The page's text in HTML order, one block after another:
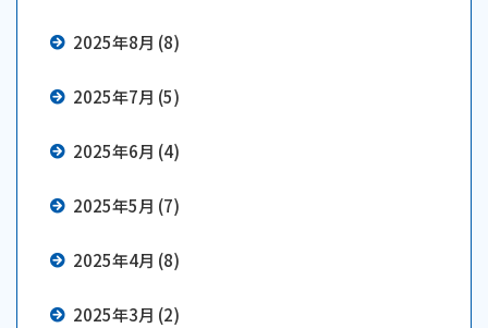
2025年8月 (8)
2025年7月 (5)
2025年6月 (4)
2025年5月 (7)
2025年4月 (8)
2025年3月 (2)